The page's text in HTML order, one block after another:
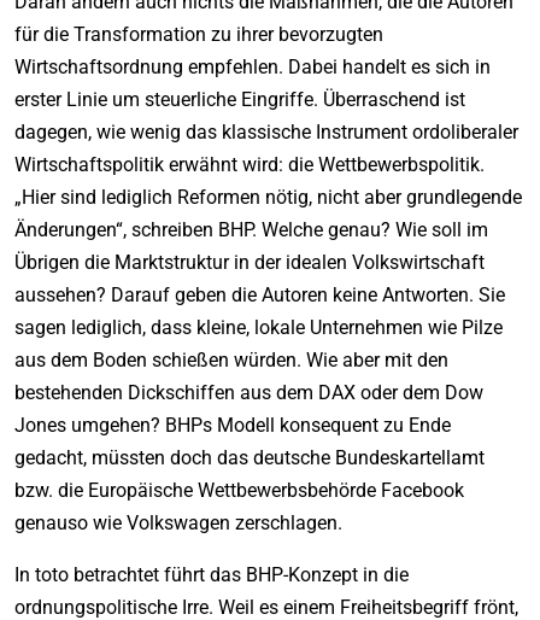
für die Transformation zu ihrer bevorzugten
Wirtschaftsordnung empfehlen. Dabei handelt es sich in
erster Linie um steuerliche Eingriffe. Überraschend ist
dagegen, wie wenig das klassische Instrument ordoliberaler
Wirtschaftspolitik erwähnt wird: die Wettbewerbspolitik.
„Hier sind lediglich Reformen nötig, nicht aber grundlegende
Änderungen“, schreiben BHP. Welche genau? Wie soll im
Übrigen die Marktstruktur in der idealen Volkswirtschaft
aussehen? Darauf geben die Autoren keine Antworten. Sie
sagen lediglich, dass kleine, lokale Unternehmen wie Pilze
aus dem Boden schießen würden. Wie aber mit den
bestehenden Dickschiffen aus dem DAX oder dem Dow
Jones umgehen? BHPs Modell konsequent zu Ende
gedacht, müssten doch das deutsche Bundeskartellamt
bzw. die Europäische Wettbewerbsbehörde Facebook
genauso wie Volkswagen zerschlagen.
In toto betrachtet führt das BHP-Konzept in die
ordnungspolitische Irre. Weil es einem Freiheitsbegriff frönt,